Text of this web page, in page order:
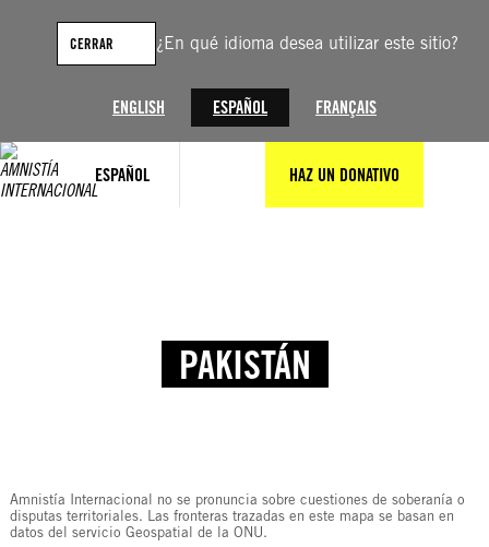
¿En qué idioma desea utilizar este sitio?
ENGLISH ESPAÑOL FRANÇAIS
CERRAR
ESPAÑOL HAZ UN DONATIVO
PAKISTÁN
Amnistía Internacional no se pronuncia sobre cuestiones de soberanía o
disputas territoriales. Las fronteras trazadas en este mapa se basan en
datos del servicio Geospatial de la ONU.